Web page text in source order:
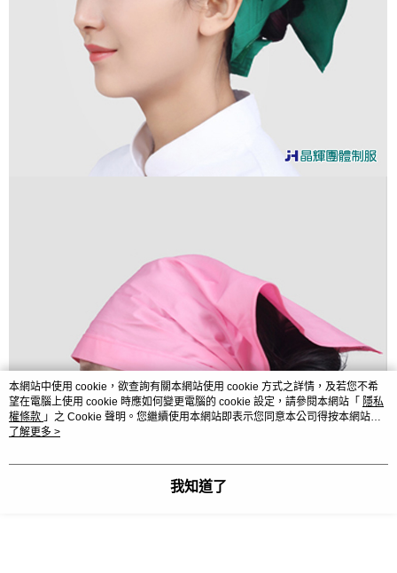
本網站中使用 cookie，欲查詢有關本網站使用 cookie 方式之詳情，及若您不希
望在電腦上使用 cookie 時應如何變更電腦的 cookie 設定，請參閱本網站「 隱私
權條款 」之 Cookie 聲明。您繼續使用本網站即表示您同意本公司得按本網站使
用條款之 Cookie 聲明使用 cookie。
了解更多 >
我知道了